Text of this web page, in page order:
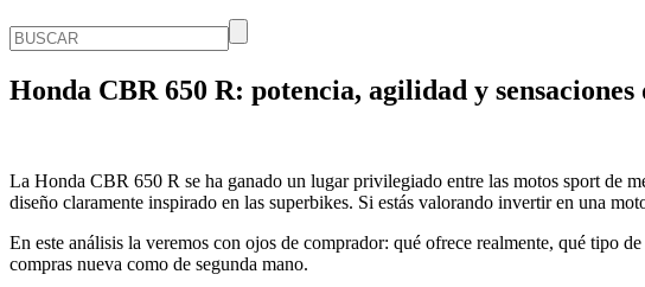
Honda CBR 650 R: potencia, agilidad y
La Honda CBR 650 R se ha ganado un lugar privilegiado entre las motos sport de
diseño claramente inspirado en las superbikes. Si estás valorando invertir en una
En este análisis la veremos con ojos de comprador: qué ofrece realmente, qué tipo
compras nueva como de segunda mano.